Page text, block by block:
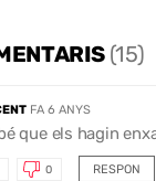
(15)
FA 6 ANYS
que els hagin
RESPON
0